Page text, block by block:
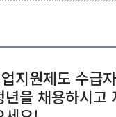
지원제도 수급
년을 채용하시고